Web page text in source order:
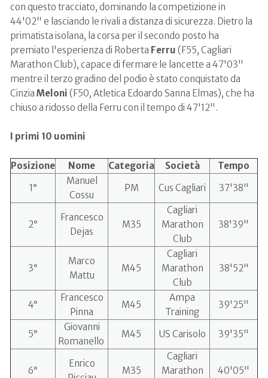
con questo tracciato, dominando la competizione in
44'02" e lasciando le rivali a distanza di sicurezza. Dietro la
primatista isolana, la corsa per il secondo posto ha
premiato l'esperienza di Roberta Ferru (F55, Cagliari
Marathon Club), capace di fermare le lancette a 47'03"
mentre il terzo gradino del podio è stato conquistato da
Cinzia Meloni (F50, Atletica Edoardo Sanna Elmas), che ha
chiuso a ridosso della Ferru con il tempo di 47'12" .
I primi 10 uomini
Posizione Nome Categoria Società
Tempo
1°
Manuel
Cossu
PM Cus Cagliari 37'38"
2°
Francesco
Dejas
M35
Cagliari
Marathon
Club
38'39"
3°
Marco
Mattu
M45
Cagliari
Marathon
Club
38'52"
4°
Francesco
Pinna
M45
Ampa
Training
39'25"
5°
Giovanni
Romanello
M45 US Carisolo 39'35"
6°
Enrico
M35
Cagliari
Marathon
40'05"